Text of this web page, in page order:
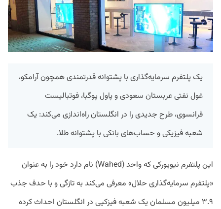
یک پلتفرم سرمایه‌گذاری با پشتوانه قدرتمندی همچون آرامکو،
غول نفتی عربستان سعودی و پاول پوگبا، فوتبالیست
فرانسوی، طرح جدیدی را در انگلستان راه‌اندازی می‌کند: یک
شعبه فیزیکی و حساب‌های بانکی با پشتوانه طلا.
این پلتفرم نیویورکی که واحد (Wahed) نام دارد خود را به عنوان
«پلتفرم سرمایه‌گذاری حلال» معرفی می‌کند به تازگی و با حدف جذب
۳.۹ میلیون مسلمان یک شعبه فیزکیی در انگلستان احداث کرده